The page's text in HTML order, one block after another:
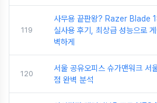
119
사무용 끝판왕? Razer
실사용 후기, 최상급 성능으로
벽하게
120
서울 공유오피스 슈가맨워크 서
점 완벽 분석